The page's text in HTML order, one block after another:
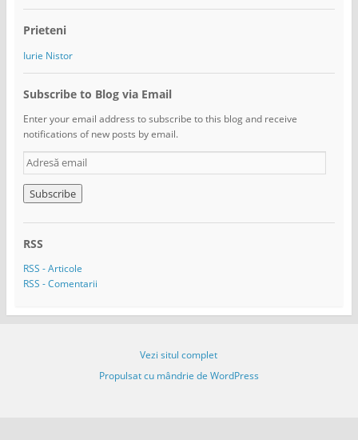
Prieteni
Iurie Nistor
Subscribe to Blog via Email
Enter your email address to subscribe to this blog and receive
notifications of new posts by email.
A
d
r
e
s
e
m
a
RSS
RSS - Articole
RSS - Comentarii
Vezi situl complet
Propulsat cu mândrie de WordPress